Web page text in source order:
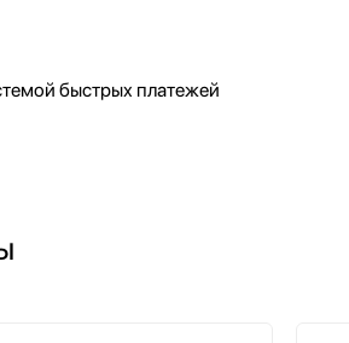
быстрых платежей